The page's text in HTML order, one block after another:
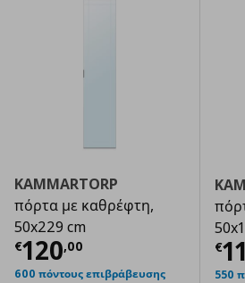
KAMMARTORP
πόρτα με καθρέφτη,
50x229 cm
€120,00
Τρέχουσα τιμή €
600 πόντους επιβράβευσης
€
550